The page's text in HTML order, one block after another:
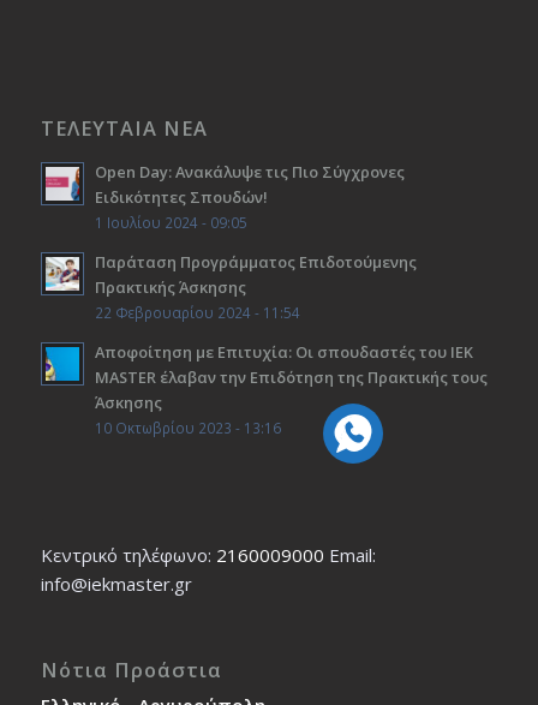
ΤΕΛΕΥΤΑΙΑ ΝΕΑ
Open Day: Ανακάλυψε τις Πιο Σύγχρονες
Ειδικότητες Σπουδών!
1 Ιουλίου 2024 - 09:05
Παράταση Προγράμματος Επιδοτούμενης
Πρακτικής Άσκησης
22 Φεβρουαρίου 2024 - 11:54
Αποφοίτηση με Επιτυχία: Οι σπουδαστές του ΙΕΚ
ΜΑSTER έλαβαν την Επιδότηση της Πρακτικής τους
Άσκησης
10 Οκτωβρίου 2023 - 13:16
Κεντρικό τηλέφωνο: 2160009000 Εmail:
info@iekmaster.gr
Νότια Προάστια